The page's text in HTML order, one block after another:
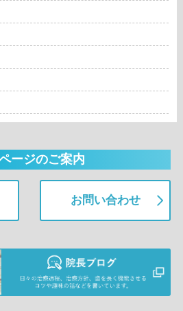
ージのご案内
お問い合わせ